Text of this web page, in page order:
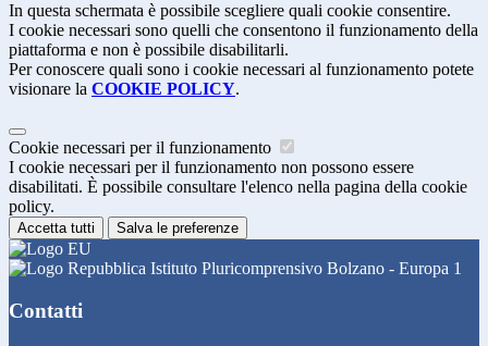
In questa schermata è possibile scegliere quali cookie consentire.
I cookie necessari sono quelli che consentono il funzionamento della
piattaforma e non è possibile disabilitarli.
Per conoscere quali sono i cookie necessari al funzionamento potete
visionare la COOKIE POLICY.
Cookie necessari per il funzionamento
I cookie necessari per il funzionamento non possono essere
disabilitati. È possibile consultare l'elenco nella pagina della cookie
policy.
Accetta tutti Salva le preferenze
Istituto Pluricomprensivo Bolzano - Europa 1
Contatti